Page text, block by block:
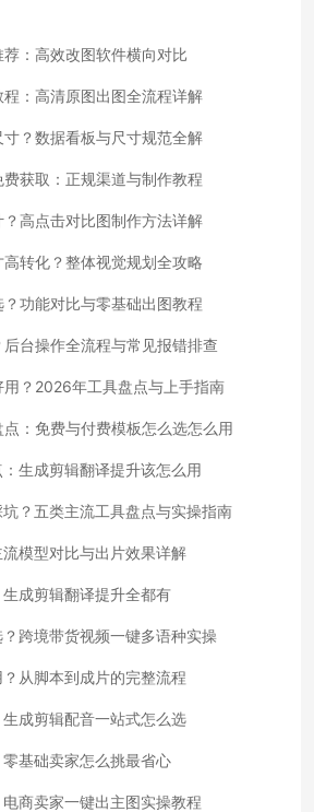
：高效改图软件横向对比
：高清原图出图全流程详解
？数据看板与尺寸规范全解
获取：正规渠道与制作教程
高点击对比图制作方法详解
转化？整体视觉规划全攻略
功能对比与零基础出图教程
台操作全流程与常见报错排查
？2026年工具盘点与上手指南
：免费与付费模板怎么选怎么用
生成剪辑翻译提升该怎么用
？五类主流工具盘点与实操指南
模型对比与出片效果详解
成剪辑翻译提升全都有
跨境带货视频一键多语种实操
从脚本到成片的完整流程
成剪辑配音一站式怎么选
基础卖家怎么挑最省心
商卖家一键出主图实操教程